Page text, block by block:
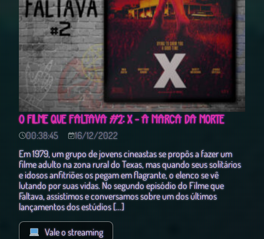
O FILME QUE FALTAVA #2: X - A MARCA DA MORTE
00:38:45
16/12/2022
Em 1979, um grupo de jovens cineastas se propôs a fazer um
filme adulto na zona rural do Texas, mas quando seus solitários
e idosos anfitriões os pegam em flagrante, o elenco se vê
lutando por suas vidas. No segundo episódio do Filme que
Faltava, assistimos e conversamos sobre um dos últimos
lançamentos dos estúdios […]
Vale o streaming